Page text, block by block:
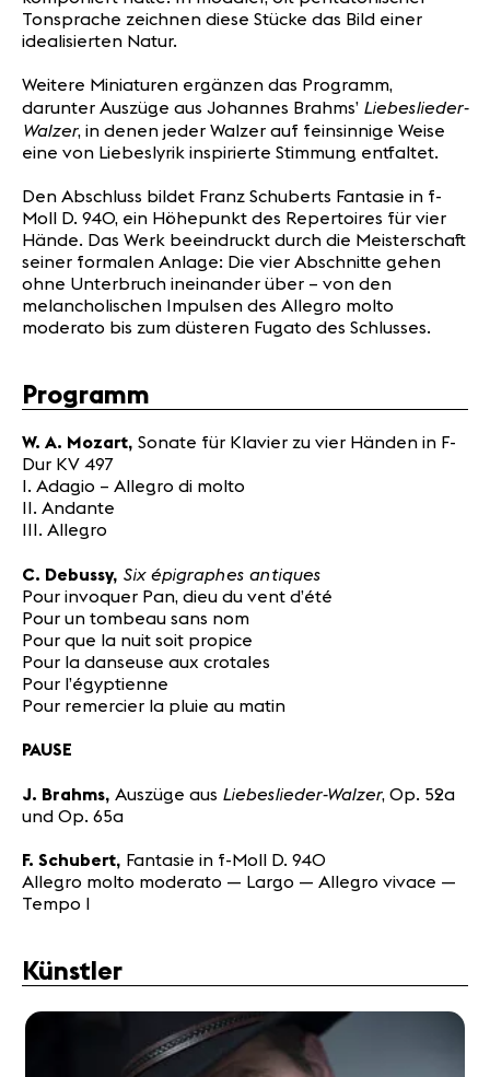
Tonsprache zeichnen diese Stücke das Bild einer
idealisierten Natur.
Weitere Miniaturen ergänzen das Programm,
darunter Auszüge aus Johannes Brahms’ Liebeslieder-
Walzer, in denen jeder Walzer auf feinsinnige Weise
eine von Liebeslyrik inspirierte Stimmung entfaltet.
Den Abschluss bildet Franz Schuberts Fantasie in f-
Moll D. 940, ein Höhepunkt des Repertoires für vier
Hände. Das Werk beeindruckt durch die Meisterschaft
seiner formalen Anlage: Die vier Abschnitte gehen
ohne Unterbruch ineinander über – von den
melancholischen Impulsen des Allegro molto
moderato bis zum düsteren Fugato des Schlusses.
Programm
W. A. Mozart, Sonate für Klavier zu vier Händen in F-
Dur KV 497
I. Adagio – Allegro di molto
II. Andante
III. Allegro
C. Debussy, Six épigraphes antiques
Pour invoquer Pan, dieu du vent d’été
Pour un tombeau sans nom
Pour que la nuit soit propice
Pour la danseuse aux crotales
Pour l’égyptienne
Pour remercier la pluie au matin
PAUSE
J. Brahms, Auszüge aus Liebeslieder-Walzer, Op. 52a
und Op. 65a
F. Schubert, Fantasie in f-Moll D. 940
Allegro molto moderato — Largo — Allegro vivace —
Tempo I
Künstler